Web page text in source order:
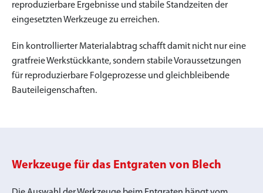
reproduzierbare Ergebnisse und stabile Standzeiten der
eingesetzten Werkzeuge zu erreichen.
Ein kontrollierter Materialabtrag schafft damit nicht nur eine
gratfreie Werkstückkante, sondern stabile Voraussetzungen
für reproduzierbare Folgeprozesse und gleichbleibende
Bauteileigenschaften.
Werkzeuge für das Entgraten von Blech